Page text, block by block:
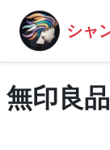
シャ
無印良